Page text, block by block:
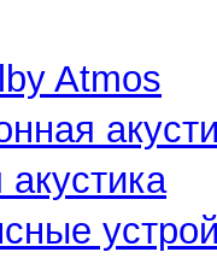
Atmos